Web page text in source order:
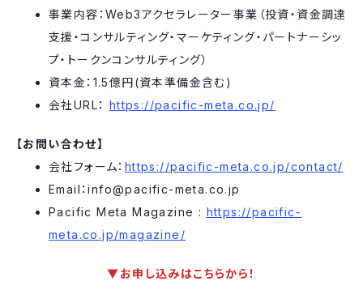
事業内容：Web3アクセラレーター事業（投資・資金調達
支援・コンサルティング・マーケティング・パートナーシッ
プ・トークンコンサルティング）
資本金：1.5億円(資本準備金含む)
会社URL： https://pacific-meta.co.jp/
【お問い合わせ】
会社フォーム： https://pacific-meta.co.jp/contact/
Email：info@pacific-meta.co.jp
Pacific Meta Magazine : https://pacific-
meta.co.jp/magazine/
▼お申し込みはこちらから！